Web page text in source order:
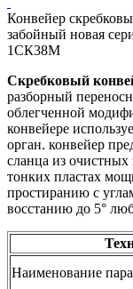
Конвейер
забойный новая
1СК38М
Скребковый
разборный
облегченной
конвейере
орган. конвейер
сланца из очистных
тонких пластах
простиранию с
восстанию до 5°
Наименование